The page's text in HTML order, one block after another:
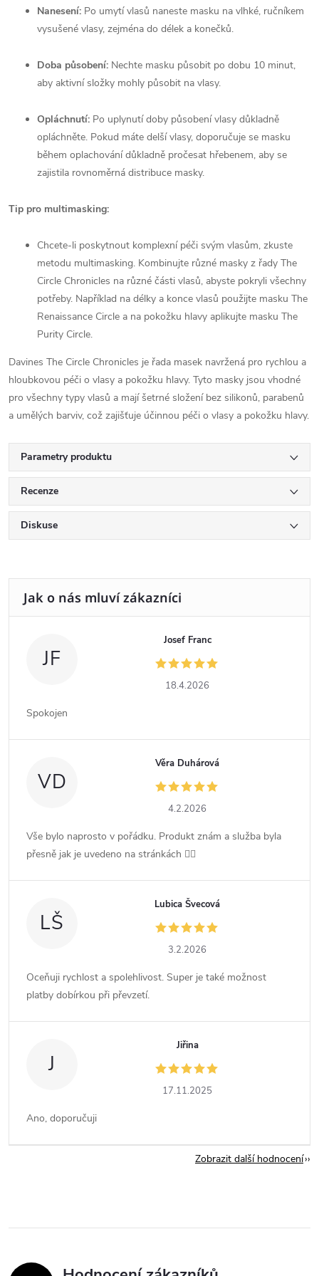
Nanesení: Po umytí vlasů naneste masku na vlhké, ručníkem
vysušené vlasy, zejména do délek a konečků.
Doba působení: Nechte masku působit po dobu 10 minut,
aby aktivní složky mohly působit na vlasy.
Opláchnutí: Po uplynutí doby působení vlasy důkladně
opláchněte. Pokud máte delší vlasy, doporučuje se masku
během oplachování důkladně pročesat hřebenem, aby se
zajistila rovnoměrná distribuce masky.
Tip pro multimasking:
Chcete-li poskytnout komplexní péči svým vlasům, zkuste
metodu multimasking. Kombinujte různé masky z řady The
Circle Chronicles na různé části vlasů, abyste pokryli všechny
potřeby. Například na délky a konce vlasů použijte masku The
Renaissance Circle a na pokožku hlavy aplikujte masku The
Purity Circle.
Davines The Circle Chronicles je řada masek navržená pro rychlou a
hloubkovou péči o vlasy a pokožku hlavy. Tyto masky jsou vhodné
pro všechny typy vlasů a mají šetrné složení bez silikonů, parabenů
a umělých barviv, což zajišťuje účinnou péči o vlasy a pokožku hlavy.
Parametry produktu
Recenze
Diskuse
JF
Josef Franc
18.4.2026
Spokojen
VD
Věra Duhárová
4.2.2026
Vše bylo naprosto v pořádku. Produkt znám a služba byla
přesně jak je uvedeno na stránkách 👍🏻
LŠ
Lubica Švecová
3.2.2026
Oceňuji rychlost a spolehlivost. Super je také možnost
platby dobírkou při převzetí.
J
Jiřina
17.11.2025
Ano, doporučuji
Zobrazit další hodnocení